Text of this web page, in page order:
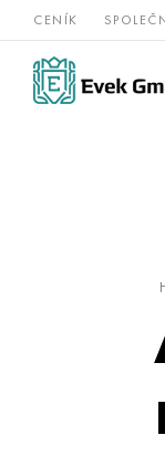
CENÍK
Slitiny
niklu